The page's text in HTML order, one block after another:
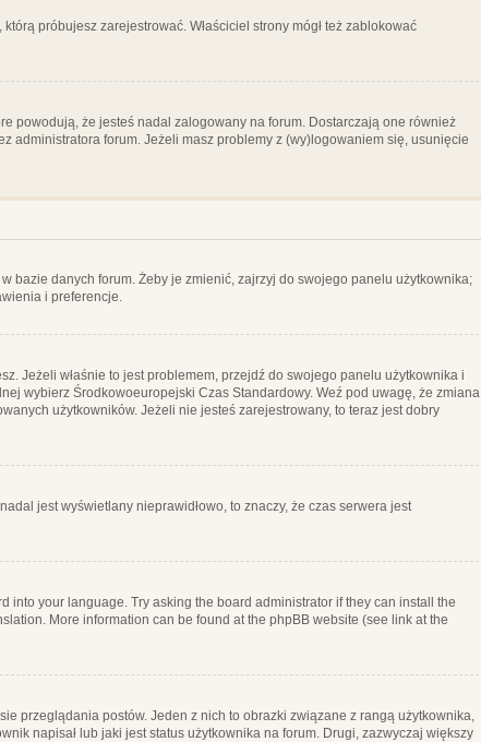
próbujesz zarejestrować. Właściciel strony mógł też zablokować
powodują, że jesteś nadal zalogowany na forum. Dostarczają one również
administratora forum. Jeżeli masz problemy z (wy)logowaniem się, usunięcie
bazie danych forum. Żeby je zmienić, zajrzyj do swojego panelu użytkownika;
i preferencje.
Jeżeli właśnie to jest problemem, przejdź do swojego panelu użytkownika i
wybierz Środkowoeuropejski Czas Standardowy. Weź pod uwagę, że zmiana
użytkowników. Jeżeli nie jesteś zarejestrowany, to teraz jest dobry
jest wyświetlany nieprawidłowo, to znaczy, że czas serwera jest
your language. Try asking the board administrator if they can install the
More information can be found at the phpBB website (see link at the
przeglądania postów. Jeden z nich to obrazki związane z rangą użytkownika,
napisał lub jaki jest status użytkownika na forum. Drugi, zazwyczaj większy